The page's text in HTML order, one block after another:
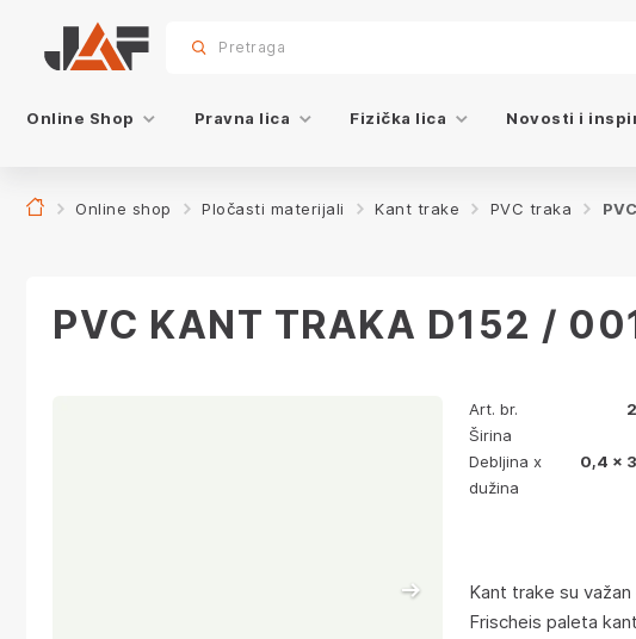
sr.skip-to.main-content
sr.skip-to.table-of-contents
sr.skip-to.main-navigation
Pretraga
Online Shop Pravna lica Fizička lica Novosti i
Online shop Pločasti materijali Kant trake PVC traka
PVC KANT TRAKA D152 /
Art. br.
Širina
Debljina x
dužina
0,4 x
Kant trake su
Frischeis paleta